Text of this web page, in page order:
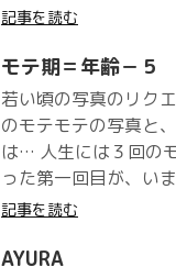
記事を読む
モテ期＝年齢－５
若い頃の写真のリク
のモテモテの写真と
は… 人生には３回の
った第一回目が、い
記事を読む
AYURA